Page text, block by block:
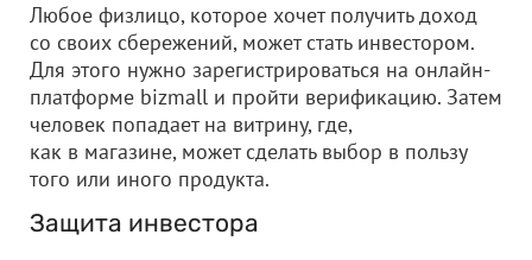
Любое физлицо, которое хочет получить доход
со своих сбережений, может стать инвестором.
Для этого нужно зарегистрироваться на онлайн-
платформе bizmall и пройти верификацию. Затем
человек попадает на витрину, где,
как в магазине, может сделать выбор в пользу
того или иного продукта.
Защита инвестора